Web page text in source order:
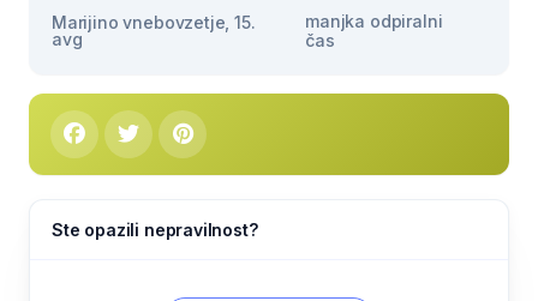
Marijino vnebovzetje, 15.
avg
manjka odpiralni
čas
Ste opazili nepravilnost?